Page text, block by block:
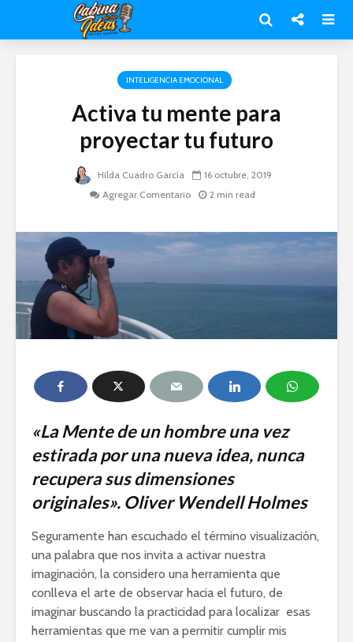
INTELIGENCIA EMOCIONAL
Activa tu mente para
proyectar tu futuro
Hilda Cuadro García
16 octubre, 2019
Agregar Comentario
2 min read
«La Mente de un hombre una vez
estirada por una nueva idea, nunca
recupera sus dimensiones
originales». Oliver Wendell Holmes
Seguramente han escuchado el término visualización,
una palabra que nos invita a activar nuestra
imaginación, la considero una herramienta que
conlleva el arte de observar hacia el futuro, de
imaginar buscando la practicidad para localizar esas
herramientas que me van a permitir cumplir mis